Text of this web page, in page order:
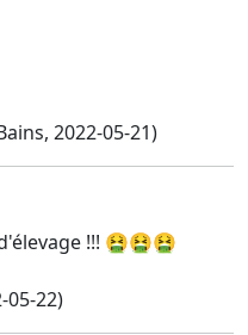
2022-05-21)
!!! 🤮🤮🤮
05-22)